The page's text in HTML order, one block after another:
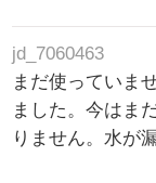
jd_7060463
まだ使っていま
ました。今はま
りません。水が